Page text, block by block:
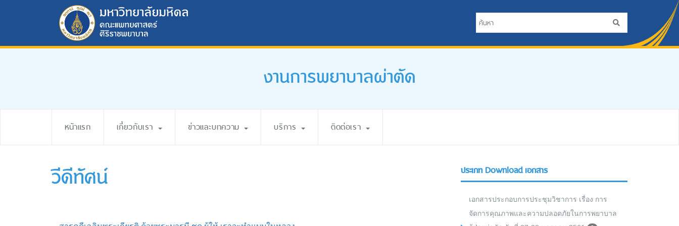
งานการพยาบาลผ่าตัด
หน้าแรก เกี่ยวกับเรา ข่าวและบทความ บริการ ติดต่อเรา
วีดีทัศน์ ประเภท Download เอกสาร
เอกสารประกอบการประชุมวิชาการ เรื่อง การ
จัดการคุณภาพและความปลอดภัยในการพยาบาล